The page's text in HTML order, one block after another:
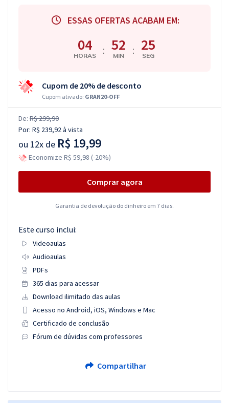
ESSAS OFERTAS ACABAM EM:
04
HORAS : 52
MIN : 24
SEG
Cupom de 20% de desconto
Cupom ativado: GRAN20-OFF
De: R$ 299,90
Por: R$ 239,92à vista
ou 12x de R$ 19,99
Economize R$ 59,98 (-20%)
Comprar agora
Garantia de devolução do dinheiro em 7 dias.
Este curso inclui:
Videoaulas
Audioaulas
PDFs
365 dias para acessar
Download ilimitado das aulas
Acesso no Android, iOS, Windows e Mac
Certificado de conclusão
Fórum de dúvidas com professores
Compartilhar